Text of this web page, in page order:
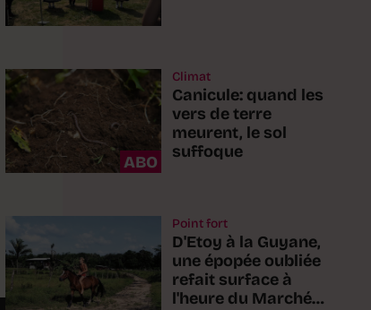
ABO
Climat
Canicule: quand les
vers de terre
meurent, le sol
suffoque
Point fort
D'Etoy à la Guyane,
une épopée oubliée
refait surface à
l'heure du Marché-